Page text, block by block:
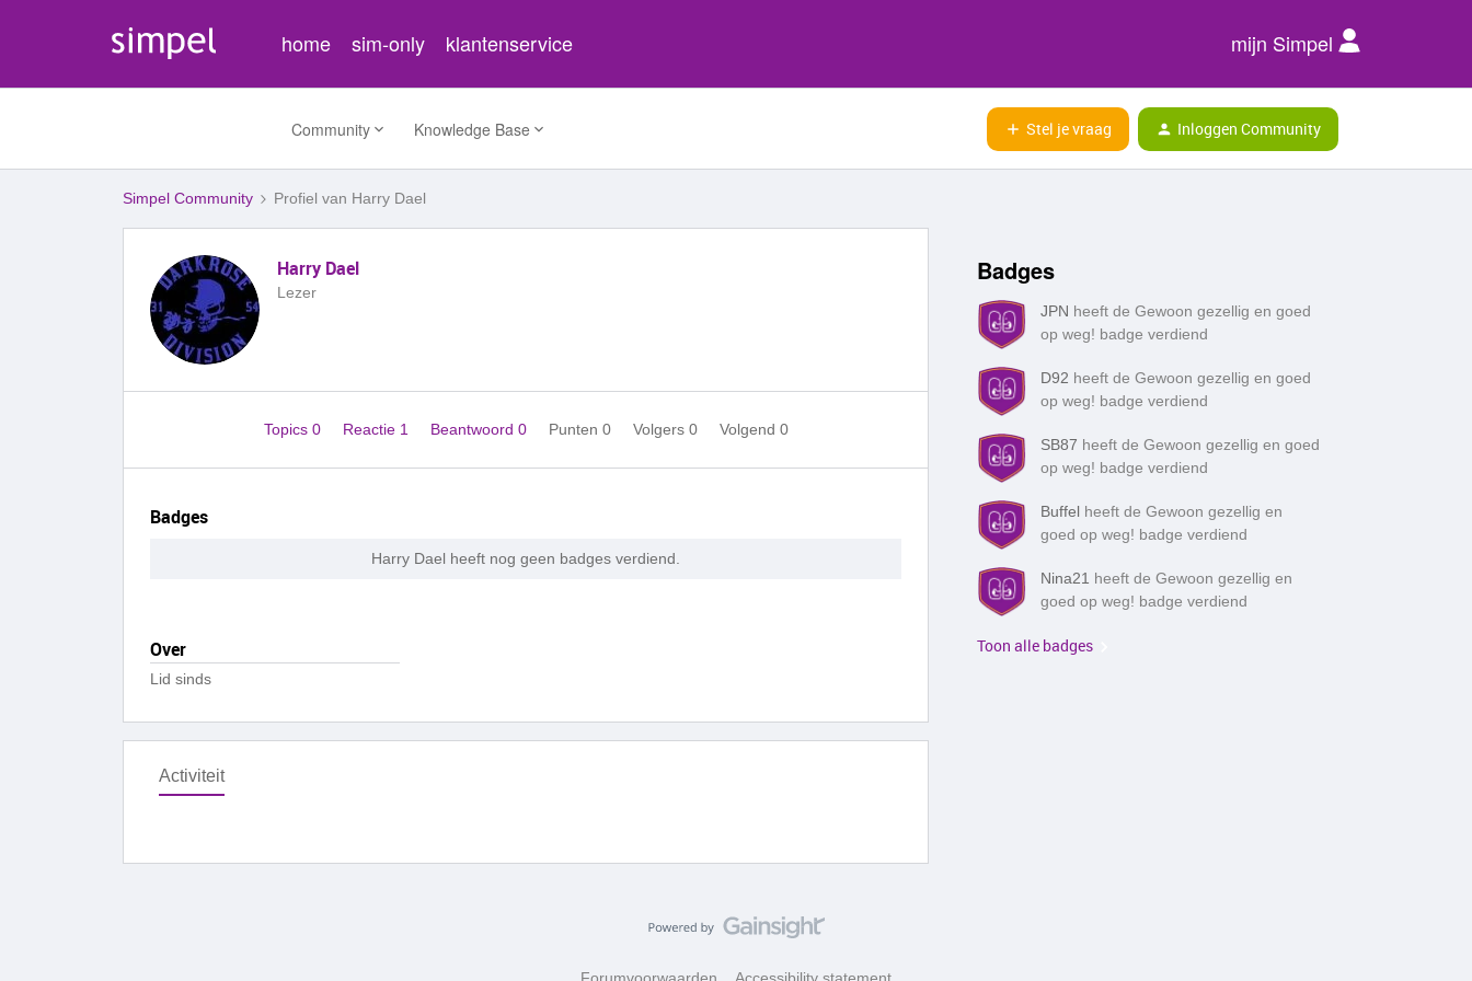
home sim-only klantenservice mijn Simpel
Community Knowledge Base Stel je vraag Inloggen Community
Simpel Community Profiel van Harry Dael
Harry Dael
Lezer
Topics 0 Reactie 1 Beantwoord 0 Punten 0 Volgers 0 Volgend 0
Badges
Harry Dael heeft nog geen badges verdiend.
Over
Lid sinds
Activiteit
Badges
JPN heeft de Gewoon gezellig en goed
op weg! badge verdiend
D92 heeft de Gewoon gezellig en goed
op weg! badge verdiend
SB87 heeft de Gewoon gezellig en goed
op weg! badge verdiend
Buffel heeft de Gewoon gezellig en
goed op weg! badge verdiend
Nina21 heeft de Gewoon gezellig en
goed op weg! badge verdiend
Toon alle badges